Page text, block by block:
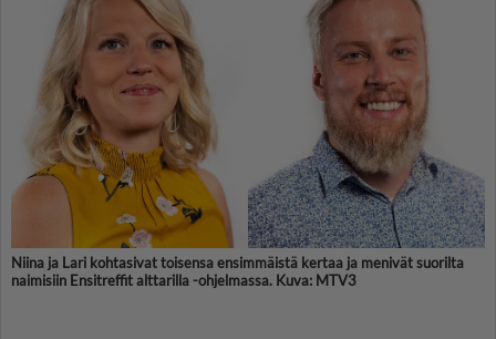
Niina ja Lari kohtasivat toisensa ensimmäistä kertaa ja menivät suorilta
naimisiin Ensitreffit alttarilla -ohjelmassa. Kuva: MTV3